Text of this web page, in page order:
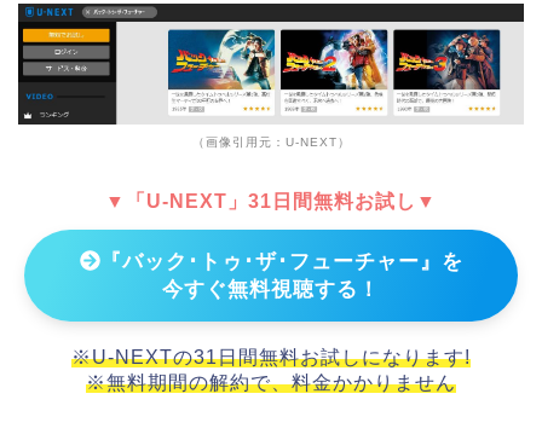
（画像引用元：U-NEXT）
▼「U-NEXT」31日間無料お試し▼
『バック･トゥ･ザ･フューチャー』を
今すぐ無料視聴する！
※U-NEXTの31日間無料お試しになります!
※無料期間の解約で、料金かかりません